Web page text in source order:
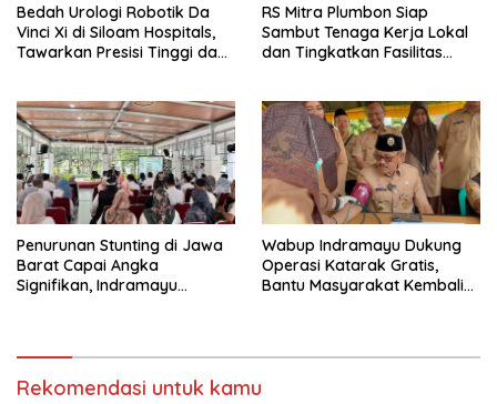
Bedah Urologi Robotik Da
Vinci Xi di Siloam Hospitals,
Tawarkan Presisi Tinggi dan
RS Mitra Plumbon Siap
Sambut Tenaga Kerja Lokal
dan Tingkatkan Fasilitas
Penurunan Stunting di Jawa
Barat Capai Angka
Signifikan, Indramayu
Wabup Indramayu Dukung
Operasi Katarak Gratis,
Bantu Masyarakat Kembali
Rekomendasi untuk kamu